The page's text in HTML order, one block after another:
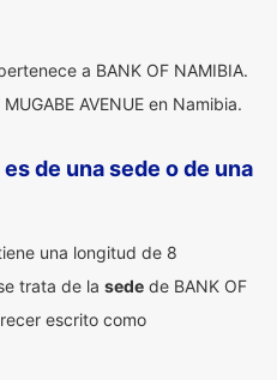
a BANK OF NAMIBIA.
AVENUE en Namibia.
de una sede o de una
una longitud de 8
trata de la sede de BANK OF
escrito como